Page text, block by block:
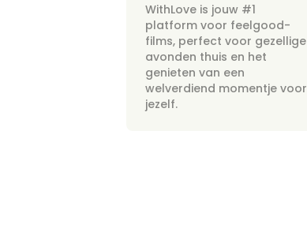
WithLove is jouw #1
platform voor feelgood-
films, perfect voor gezellige
avonden thuis en het
genieten van een
welverdiend momentje voor
jezelf.